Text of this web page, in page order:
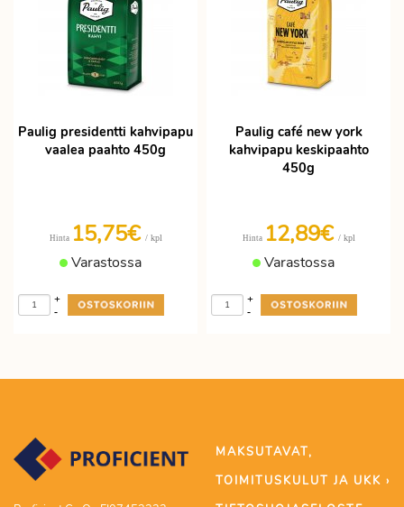
Paulig presidentti kahvipapu
vaalea paahto 450g
Hinta 15,75€ / kpl
Varastossa
-
+
Paulig café new york
kahvipapu keskipaahto
450g
Hinta 12,89€ / kpl
Varastossa
-
+
MAKSUTAVAT,
TOIMITUSKULUT JA UKK ›